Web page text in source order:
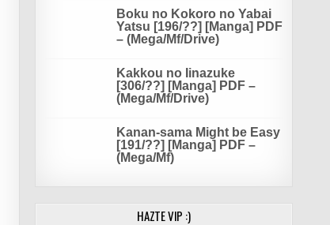
Boku no Kokoro no Yabai
Yatsu [196/??] [Manga] PDF
– (Mega/Mf/Drive)
Kakkou no Iinazuke
[306/??] [Manga] PDF –
(Mega/Mf/Drive)
Kanan-sama Might be Easy
[191/??] [Manga] PDF –
(Mega/Mf)
HAZTE VIP :)